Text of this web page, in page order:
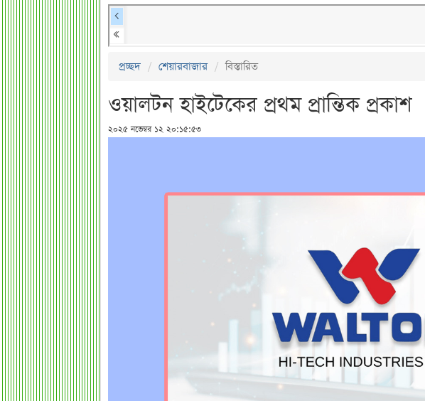
প্রচ্ছদ শেয়ারবাজার বিস্তারিত
ওয়ালটন হাইটেকের প্রথম প্রান্তিক প্রকাশ
২০২৫ নভেম্বর ১২ ২০:১৫:৫৩